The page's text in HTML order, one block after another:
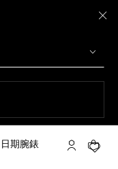
「我的TAG
您的
期腕錶